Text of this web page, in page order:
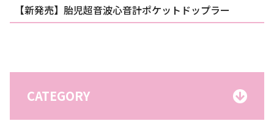
【新発売】胎児超音波心音計ポケットドップラー
CATEGORY